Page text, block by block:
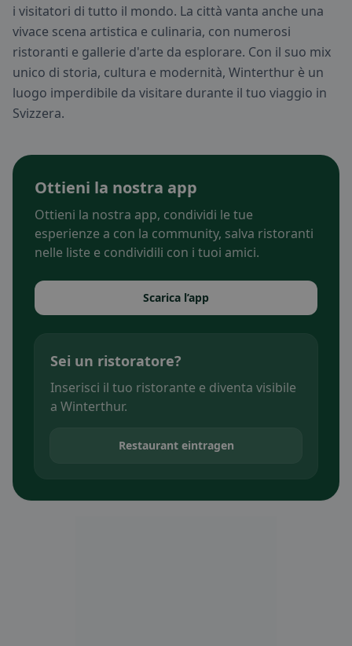
i visitatori di tutto il mondo. La città vanta anche una
vivace scena artistica e culinaria, con numerosi
ristoranti e gallerie d'arte da esplorare. Con il suo mix
unico di storia, cultura e modernità, Winterthur è un
luogo imperdibile da visitare durante il tuo viaggio in
Svizzera.
Ottieni la nostra app
Ottieni la nostra app, condividi le tue
esperienze a con la community, salva ristoranti
nelle liste e condividili con i tuoi amici.
Scarica l’app
Sei un ristoratore?
Inserisci il tuo ristorante e diventa visibile
a Winterthur.
Restaurant eintragen